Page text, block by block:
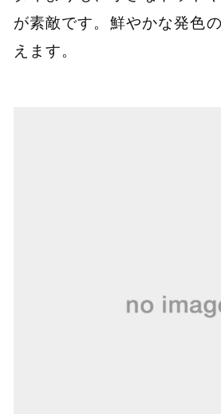
が素敵です。鮮やかな発色
えます。